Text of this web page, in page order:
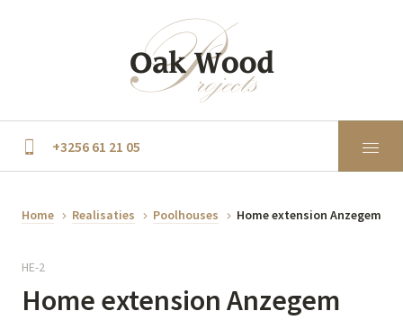
+3256 61 21 05
Home Realisaties Poolhouses Home extension Anzegem
HE-2
Home extension Anzegem